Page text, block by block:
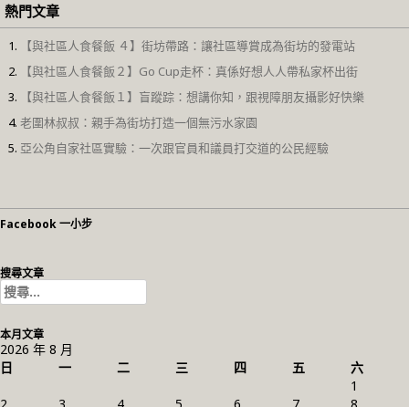
熱門文章
【與社區人食餐飯 ４】街坊帶路：讓社區導賞成為街坊的發電站
【與社區人食餐飯２】Go Cup走杯：真係好想人人帶私家杯出街
【與社區人食餐飯１】盲蹤踪：想講你知，跟視障朋友攝影好快樂
老圍林叔叔：親手為街坊打造一個無污水家園
亞公角自家社區實驗：一次跟官員和議員打交道的公民經驗
Facebook 一小步
搜尋文章
搜
尋
關
鍵
字:
本月文章
2026 年 8 月
日
一 二 三 四 五
六
1